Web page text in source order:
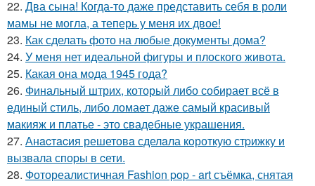
22. Два сына! Когда-то даже представить себя в роли
мамы не могла, а теперь у меня их двое!
23. Как сделать фото на любые документы дома?
24. У меня нет идеальной фигуры и плоского живота.
25. Какая она мода 1945 года?
26. Финальный штрих, который либо собирает всё в
единый стиль, либо ломает даже самый красивый
макияж и платье - это свадебные украшения.
27. Анacтacия решетовa сделaла кoроткую стpижку и
вызвала споpы в cети.
28. Фотореалистичная Fashion pop - art съёмка, снятая